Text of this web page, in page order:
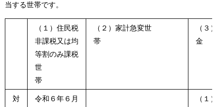
当する世帯です。
（１）住民税
非課税又は均
等割のみ課税
世
帯
（２）家計急変世
帯
（３
対
令和６年６月
（１